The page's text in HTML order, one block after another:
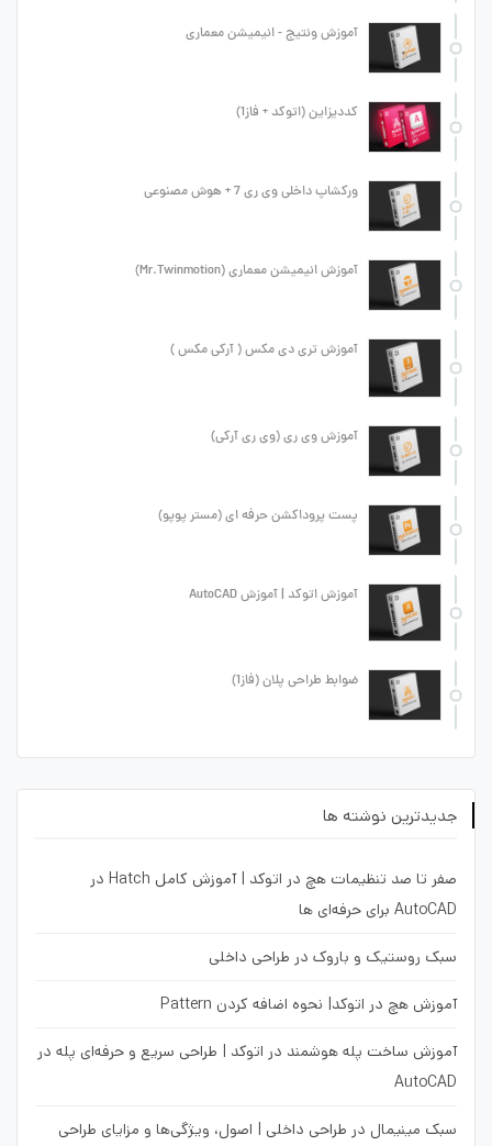
آموزش ونتیج - انیمیشن معماری
کددیزاین (اتوکد + فاز1)
ورکشاپ داخلی وی ری 7 + هوش مصنوعی
آموزش انیمیشن معماری (Mr.Twinmotion)
آموزش تری دی مکس ( آرکی مکس )
آموزش وی ری (وی ری آرکی)
پست پروداکشن حرفه ای (مستر پوپو)
آموزش اتوکد | آموزش AutoCAD
ضوابط طراحی پلان (فاز1)
جدیدترین نوشته ها
صفر تا صد تنظیمات هچ در اتوکد | آموزش کامل Hatch در
AutoCAD برای حرفه‌ای ها
سبک روستیک و باروک در طراحی داخلی
آموزش هچ در اتوکد| نحوه اضافه کردن Pattern
آموزش ساخت پله هوشمند در اتوکد | طراحی سریع و حرفه‌ای پله در
AutoCAD
سبک مینیمال در طراحی داخلی | اصول، ویژگی‌ها و مزایای طراحی